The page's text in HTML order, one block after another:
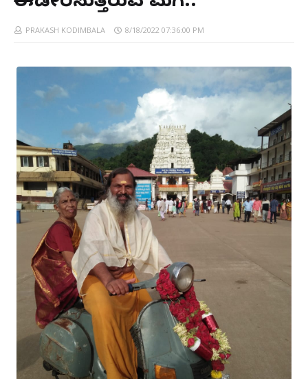
PRAKASH KODIMBALA 8/18/2022 07:36:00 PM